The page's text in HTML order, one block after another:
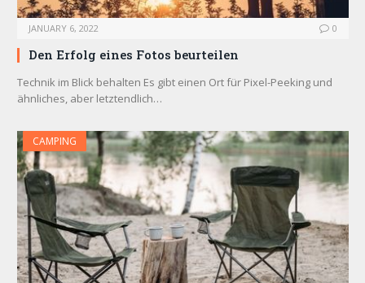
JANUARY 6, 2022 0
Den Erfolg eines Fotos beurteilen
Technik im Blick behalten Es gibt einen Ort für Pixel-Peeking und
ähnliches, aber letztendlich…
CAMPING